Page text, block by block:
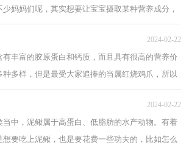
妈妈们呢，其实想要让宝宝摄取某种营养成分，
形起来，这样孩子就在...
2024-02-22
丰富的胶原蛋白和钙质，而且具有很高的营养价
多样，但是最受大家追捧的当属红烧鸡爪，所以
烧鸡爪的做法，一起...
2024-02-22
当中，泥鳅属于高蛋白、低脂肪的水产动物。有着
要吃上泥鳅，也是要花费一些功夫的，比如怎么